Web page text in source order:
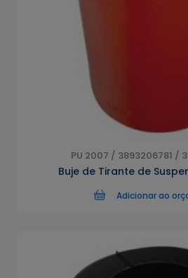
PU 2007 / 3893206781 /
Buje de Tirante de
Adicionar ao